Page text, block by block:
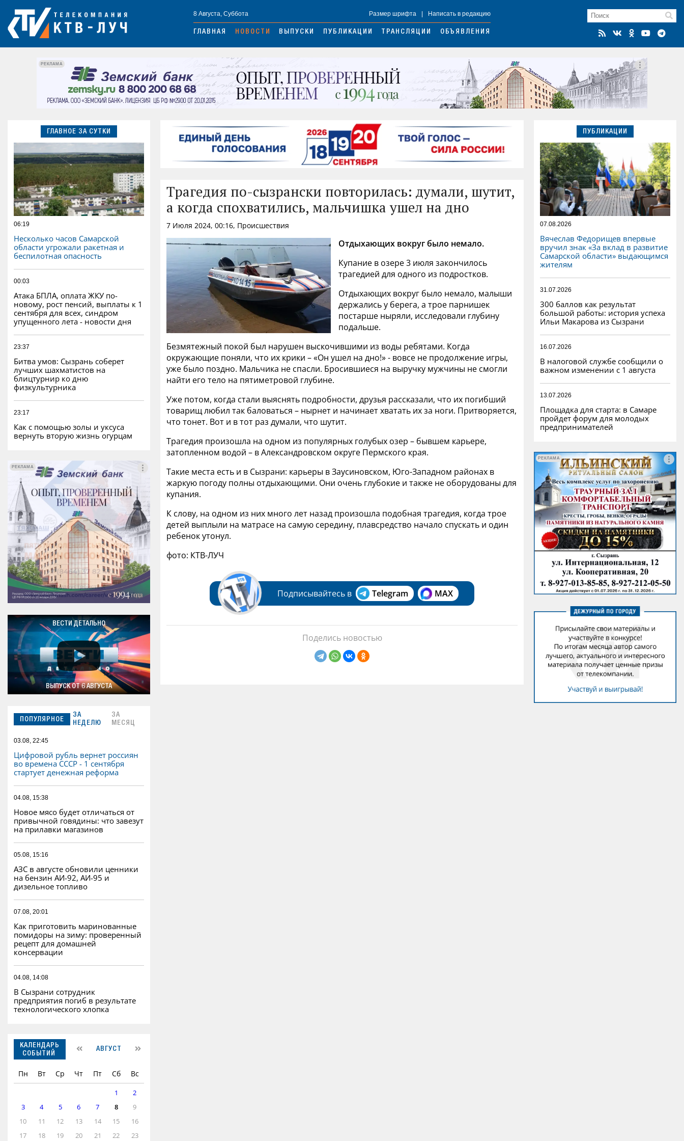
8 Августа, Суббота Размер шрифта Написать в редакцию
ГЛАВНАЯ НОВОСТИ ВЫПУСКИ ПУБЛИКАЦИИ ТРАНСЛЯЦИИ ОБЪЯВЛЕНИЯ
РЕКЛАМА
ГЛАВНОЕ ЗА СУТКИ
06:19
Несколько часов Самарской
области угрожали ракетная и
беспилотная опасность
00:03
Атака БПЛА, оплата ЖКУ по-
новому, рост пенсий, выплаты к 1
сентября для всех, синдром
упущенного лета - новости дня
23:37
Битва умов: Сызрань соберет
лучших шахматистов на
блицтурнир ко дню
физкультурника
23:17
Как с помощью золы и уксуса
вернуть вторую жизнь огурцам
РЕКЛАМА
РЕКЛАМА
ВЕСТИ ДЕТАЛЬНО
ВЫПУСК ОТ 6 АВГУСТА
ПОПУЛЯРНОЕ
ЗА
НЕДЕЛЮ
ЗА
МЕСЯЦ
03.08, 22:45
Цифровой рубль вернет россиян
во времена СССР - 1 сентября
стартует денежная реформа
04.08, 15:38
Новое мясо будет отличаться от
привычной говядины: что завезут
на прилавки магазинов
05.08, 15:16
АЗС в августе обновили ценники
на бензин АИ-92, АИ-95 и
дизельное топливо
07.08, 20:01
Как приготовить маринованные
помидоры на зиму: проверенный
рецепт для домашней
консервации
04.08, 14:08
В Сызрани сотрудник
предприятия погиб в результате
технологического хлопка
КАЛЕНДАРЬ
СОБЫТИЙ
АВГУСТ
Пн Вт Ср Чт Пт Сб Вс
1
2
3
4 5 6 7 8
9
10
11 12 13 14 15
16
17
18 19 20 21 22 23
Трагедия по-сызрански повторилась: думали, шутит,
а когда спохватились, мальчишка ушел на дно
7 Июля 2024, 00:16, Происшествия
Отдыхающих вокруг было немало.
Купание в озере 3 июля закончилось
трагедией для одного из подростков.
Отдыхающих вокруг было немало, малыши
держались у берега, а трое парнишек
постарше ныряли, исследовали глубину
подальше.
Безмятежный покой был нарушен выскочившими из воды ребятами. Когда
окружающие поняли, что их крики – «Он ушел на дно!» - вовсе не продолжение игры,
уже было поздно. Мальчика не спасли. Бросившиеся на выручку мужчины не смогли
найти его тело на пятиметровой глубине.
Уже потом, когда стали выяснять подробности, друзья рассказали, что их погибший
товарищ любил так баловаться – нырнет и начинает хватать их за ноги. Притворяется,
что тонет. Вот и в тот раз думали, что шутит.
Трагедия произошла на одном из популярных голубых озер – бывшем карьере,
затопленном водой – в Александровском округе Пермского края.
Такие места есть и в Сызрани: карьеры в Заусиновском, Юго-Западном районах в
жаркую погоду полны отдыхающими. Они очень глубокие и также не оборудованы для
купания.
К слову, на одном из них много лет назад произошла подобная трагедия, когда трое
детей выплыли на матрасе на самую середину, плавсредство начало спускать и один
ребенок утонул.
фото: КТВ-ЛУЧ
Подписывайтесь в Telegram MAX
Поделись новостью
ПУБЛИКАЦИИ
07.08.2026
Вячеслав Федорищев впервые
вручил знак «За вклад в развитие
Самарской области» выдающимся
жителям
31.07.2026
300 баллов как результат
большой работы: история успеха
Ильи Макарова из Сызрани
16.07.2026
В налоговой службе сообщили о
важном изменении с 1 августа
13.07.2026
Площадка для старта: в Самаре
пройдет форум для молодых
предпринимателей
РЕКЛАМА